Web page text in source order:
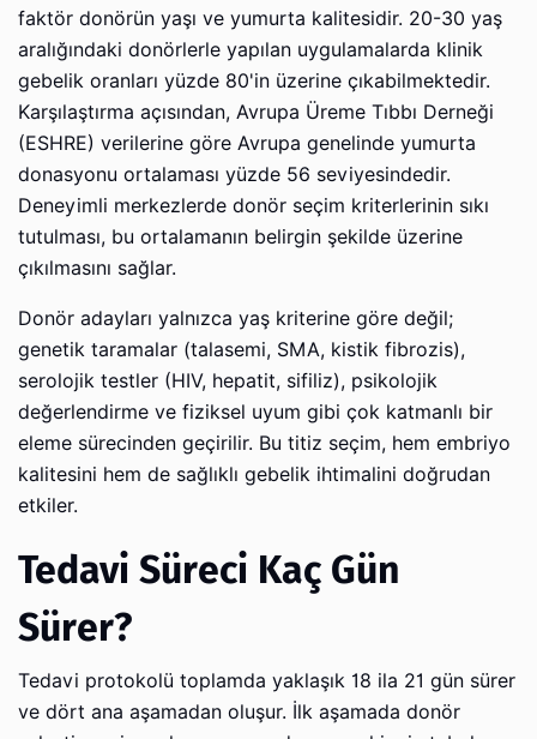
faktör donörün yaşı ve yumurta kalitesidir. 20-30 yaş
aralığındaki donörlerle yapılan uygulamalarda klinik
gebelik oranları yüzde 80'in üzerine çıkabilmektedir.
Karşılaştırma açısından, Avrupa Üreme Tıbbı Derneği
(ESHRE) verilerine göre Avrupa genelinde yumurta
donasyonu ortalaması yüzde 56 seviyesindedir.
Deneyimli merkezlerde donör seçim kriterlerinin sıkı
tutulması, bu ortalamanın belirgin şekilde üzerine
çıkılmasını sağlar.
Donör adayları yalnızca yaş kriterine göre değil;
genetik taramalar (talasemi, SMA, kistik fibrozis),
serolojik testler (HIV, hepatit, sifiliz), psikolojik
değerlendirme ve fiziksel uyum gibi çok katmanlı bir
eleme sürecinden geçirilir. Bu titiz seçim, hem embriyo
kalitesini hem de sağlıklı gebelik ihtimalini doğrudan
etkiler.
Tedavi Süreci Kaç Gün
Sürer?
Tedavi protokolü toplamda yaklaşık 18 ila 21 gün sürer
ve dört ana aşamadan oluşur. İlk aşamada donör